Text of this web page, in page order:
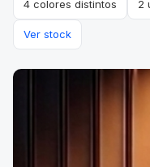
4 colores distintos 2
Ver stock